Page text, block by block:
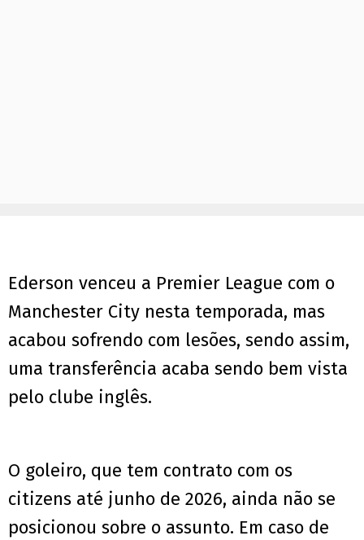
Ederson venceu a Premier League com o
Manchester City nesta temporada, mas
acabou sofrendo com lesões, sendo assim,
uma transferência acaba sendo bem vista
pelo clube inglês.
O goleiro, que tem contrato com os
citizens até junho de 2026, ainda não se
posicionou sobre o assunto. Em caso de